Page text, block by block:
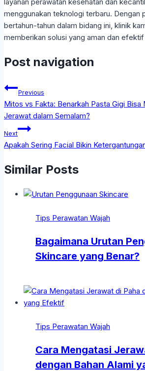
menggunakan teknologi terbaru. Dengan
bertahun-tahun dalam bidang ini, klinik
memberikan solusi yang aman dan
Post navigation
Previous
Mitos vs Fakta: Benarkah Pasta Gigi Bisa
Jerawat dalam Semalam?
Next
Apakah Sering Facial Bikin
Similar Posts
Tips Perawatan Wajah
Bagaimana Urutan
Skincare yang Benar?
Tips Perawatan Wajah
Cara Mengatasi
dengan Bahan Alami